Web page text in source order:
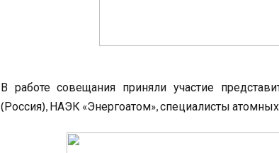
В работе совещания приняли участие
(Россия), НАЭК «Энергоатом», специалисты